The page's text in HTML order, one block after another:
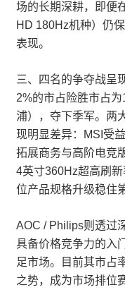
场的长期深耕，即便
HD 180Hz机种）仍
表现。
三、四名的争夺战呈
2%的市占险胜市占
浦），夺下季军。两
现明显差异：MSI受
拓展商务与高阶电竞
4英寸360Hz超高刷
位产品规格升级稳住
AOC / Philips则透过
具备价格竞争力的入
足市场。目前其市占
之势，成为市场排位